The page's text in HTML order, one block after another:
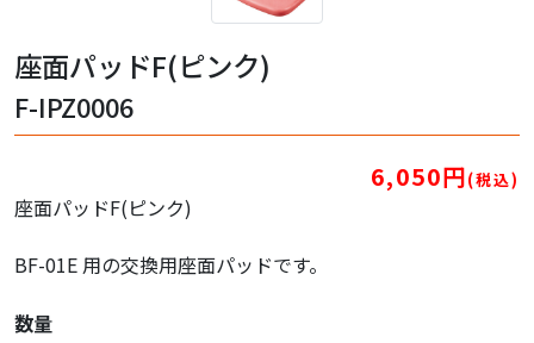
座面パッドF(ピンク)
F-IPZ0006
6,050円(税込)
座面パッドF(ピンク)
BF-01E 用の交換用座面パッドです。
数量